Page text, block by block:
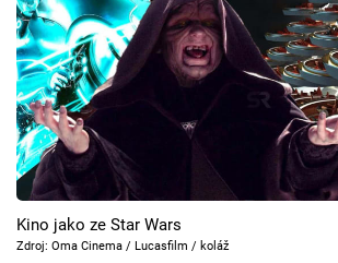
Seriály
Hry
Cool Esport
Pořady
TV Program
Kino jako ze Star Wars
Zdroj: Oma Cinema / Lucasfilm / koláž